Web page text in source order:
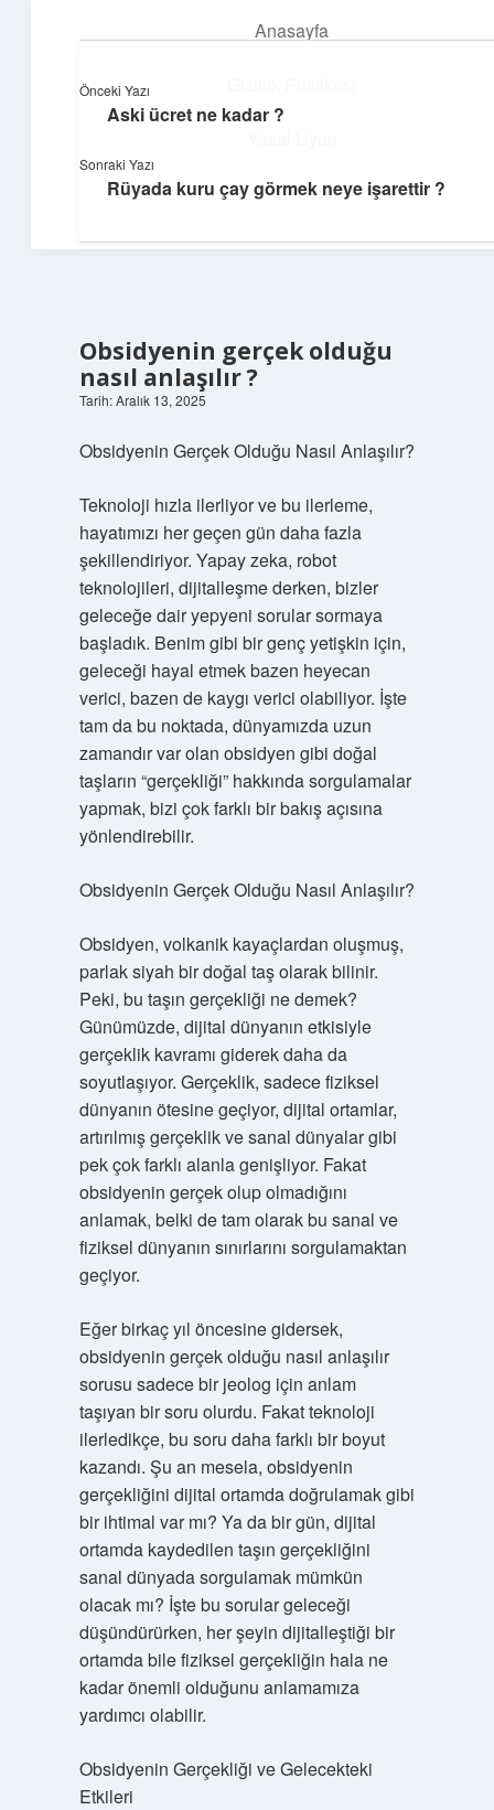
Anasayfa
Hakkımızda
Farklı bakış açılarıyla hayatı gör.
Obsidyenin gerçek olduğu
nasıl anlaşılır ?
Tarih: Aralık 13, 2025
Obsidyenin Gerçek Olduğu Nasıl Anlaşılır?
Teknoloji hızla ilerliyor ve bu ilerleme,
hayatımızı her geçen gün daha fazla
şekillendiriyor. Yapay zeka, robot
teknolojileri, dijitalleşme derken, bizler
geleceğe dair yepyeni sorular sormaya
başladık. Benim gibi bir genç yetişkin için,
geleceği hayal etmek bazen heyecan
verici, bazen de kaygı verici olabiliyor. İşte
tam da bu noktada, dünyamızda uzun
zamandır var olan obsidyen gibi doğal
taşların “gerçekliği” hakkında sorgulamalar
yapmak, bizi çok farklı bir bakış açısına
yönlendirebilir.
Obsidyenin Gerçek Olduğu Nasıl Anlaşılır?
Obsidyen, volkanik kayaçlardan oluşmuş,
parlak siyah bir doğal taş olarak bilinir.
Peki, bu taşın gerçekliği ne demek?
Günümüzde, dijital dünyanın etkisiyle
gerçeklik kavramı giderek daha da
soyutlaşıyor. Gerçeklik, sadece fiziksel
dünyanın ötesine geçiyor, dijital ortamlar,
artırılmış gerçeklik ve sanal dünyalar gibi
pek çok farklı alanla genişliyor. Fakat
obsidyenin gerçek olup olmadığını
anlamak, belki de tam olarak bu sanal ve
fiziksel dünyanın sınırlarını sorgulamaktan
geçiyor.
Eğer birkaç yıl öncesine gidersek,
obsidyenin gerçek olduğu nasıl anlaşılır
sorusu sadece bir jeolog için anlam
taşıyan bir soru olurdu. Fakat teknoloji
ilerledikçe, bu soru daha farklı bir boyut
kazandı. Şu an mesela, obsidyenin
gerçekliğini dijital ortamda doğrulamak gibi
bir ihtimal var mı? Ya da bir gün, dijital
ortamda kaydedilen taşın gerçekliğini
sanal dünyada sorgulamak mümkün
olacak mı? İşte bu sorular geleceği
düşündürürken, her şeyin dijitalleştiği bir
ortamda bile fiziksel gerçekliğin hala ne
kadar önemli olduğunu anlamamıza
yardımcı olabilir.
Obsidyenin Gerçekliği ve Gelecekteki
Etkileri
Önceki Yazı
Aski ücret ne kadar ?
Sonraki Yazı
Rüyada kuru çay görmek neye işarettir ?